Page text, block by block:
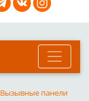
Вызывные панели